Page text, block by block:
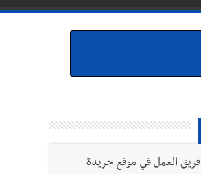
فريق العمل في موقع جريدة